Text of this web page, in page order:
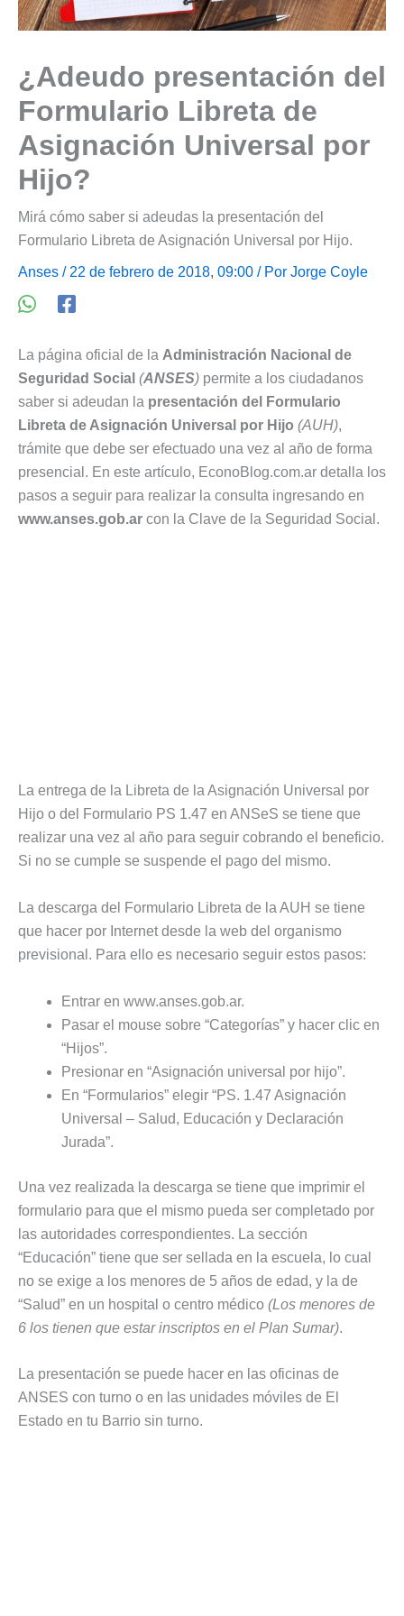
¿Adeudo presentación del
Formulario Libreta de
Asignación Universal por
Hijo?
Mirá cómo saber si adeudas la presentación del
Formulario Libreta de Asignación Universal por Hijo.
Anses / 22 de febrero de 2018, 09:00 / Por Jorge Coyle
La página oficial de la Administración Nacional de
Seguridad Social (ANSES) permite a los ciudadanos
saber si adeudan la presentación del Formulario
Libreta de Asignación Universal por Hijo (AUH),
trámite que debe ser efectuado una vez al año de forma
presencial. En este artículo, EconoBlog.com.ar detalla los
pasos a seguir para realizar la consulta ingresando en
www.anses.gob.ar con la Clave de la Seguridad Social.
La entrega de la Libreta de la Asignación Universal por
Hijo o del Formulario PS 1.47 en ANSeS se tiene que
realizar una vez al año para seguir cobrando el beneficio.
Si no se cumple se suspende el pago del mismo.
La descarga del Formulario Libreta de la AUH se tiene
que hacer por Internet desde la web del organismo
previsional. Para ello es necesario seguir estos pasos:
Entrar en www.anses.gob.ar.
Pasar el mouse sobre “Categorías” y hacer clic en
“Hijos”.
Presionar en “Asignación universal por hijo”.
En “Formularios” elegir “PS. 1.47 Asignación
Universal – Salud, Educación y Declaración
Jurada”.
Una vez realizada la descarga se tiene que imprimir el
formulario para que el mismo pueda ser completado por
las autoridades correspondientes. La sección
“Educación” tiene que ser sellada en la escuela, lo cual
no se exige a los menores de 5 años de edad, y la de
“Salud” en un hospital o centro médico (Los menores de
6 los tienen que estar inscriptos en el Plan Sumar).
La presentación se puede hacer en las oficinas de
ANSES con turno o en las unidades móviles de El
Estado en tu Barrio sin turno.